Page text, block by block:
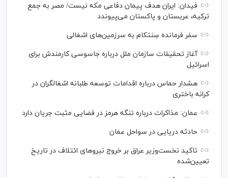
فیدان: ایران هدف پیمان دفاعی مکه نیست/ مصر به جمع
ترکیه، عربستان و پاکستان می‌پیوندد
سفر فرمانده سِنتکام به سرزمین‌های اشغالی
آغاز تحقیقات سازمان ملل درباره جاسوسی کارمندش برای
اسرائیل
هشدار حماس درباره اقدامات توسعه طلبانه اشغالگران در
کرانه باختری
عمان: مذاکرات درباره تنگه هرمز در فضایی مثبت جریان دارد
حادثه دریایی در سواحل عمان
تاکید نخست‌وزیر عراق بر خروج نیروهای ائتلاف در تاریخ
تعیین‌شده